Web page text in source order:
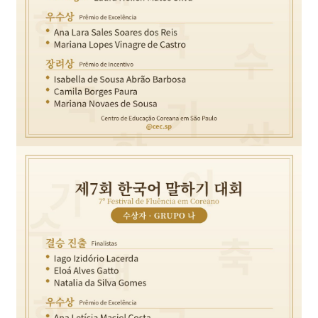
유학자료
현지 교육제도 소개
행사사진
Português